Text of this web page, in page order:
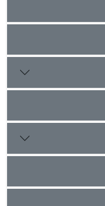
یافته است. عقلانیت
را به همراه آورده که
دست دولتی چون بعث
آن است.